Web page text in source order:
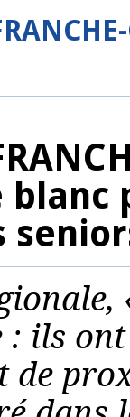
blanc
ils ont
de